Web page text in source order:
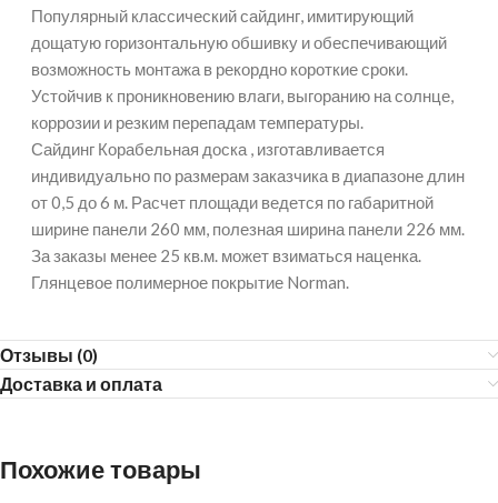
Популярный классический сайдинг, имитирующий
дощатую горизонтальную обшивку и обеспечивающий
возможность монтажа в рекордно короткие сроки.
Устойчив к проникновению влаги, выгоранию на солнце,
коррозии и резким перепадам температуры.
Сайдинг Корабельная доска , изготавливается
индивидуально по размерам заказчика в диапазоне длин
от 0,5 до 6 м. Расчет площади ведется по габаритной
ширине панели 260 мм, полезная ширина панели 226 мм.
За заказы менее 25 кв.м. может взиматься наценка.
Глянцевое полимерное покрытие Norman.
Отзывы (0)
Доставка и оплата
Похожие товары